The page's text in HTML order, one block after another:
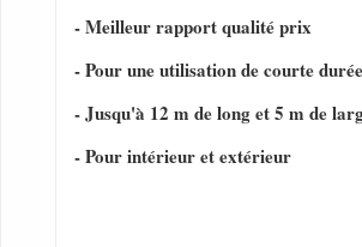
- Meilleur rapport qualité prix
- Pour une utilisation de courte durée
- Jusqu'à 12 m de long et 5 m de
- Pour intérieur et extérieur